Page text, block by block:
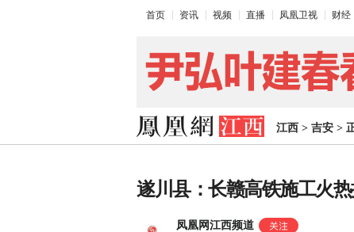
首页 资讯 视频 直播 凤凰卫视 财经
江西 > 吉安 >
遂川县：长赣高铁施工火热
凤凰网江西频道